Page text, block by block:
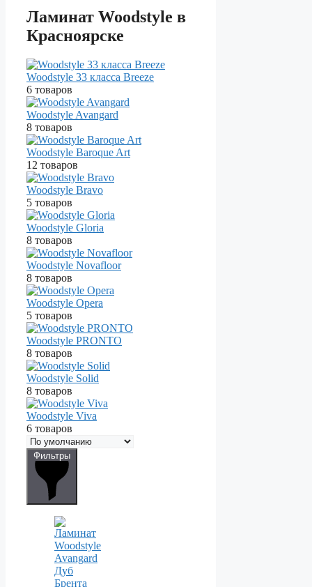
Ламинат Woodstyle в
Красноярске
Woodstyle 33 класса Breeze
6 товаров
Woodstyle Avangard
8 товаров
Woodstyle Baroque Art
12 товаров
Woodstyle Bravo
5 товаров
Woodstyle Gloria
8 товаров
Woodstyle Novafloor
8 товаров
Woodstyle Opera
5 товаров
Woodstyle PRONTO
8 товаров
Woodstyle Solid
8 товаров
Woodstyle Viva
6 товаров
Фильтры